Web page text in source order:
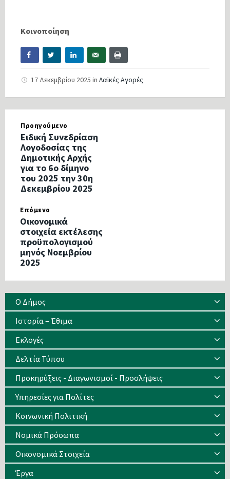
Κοινοποίηση
17 Δεκεμβρίου 2025 in Λαϊκές Αγορές
Προηγούμενο
Ειδική Συνεδρίαση
Λογοδοσίας της
Δημοτικής Αρχής
για το 6ο δίμηνο
του 2025 την 30η
Δεκεμβρίου 2025
Επόμενο
Οικονομικά
στοιχεία εκτέλεσης
προϋπολογισμού
μηνός Νοεμβρίου
2025
Ο Δήμος
Ιστορία – Έθιμα
Eκλογές
Δελτία Τύπου
Προκηρύξεις - Διαγωνισμοί - Προσλήψεις
Υπηρεσίες για Πολίτες
Κοινωνική Πολιτική
Νομικά Πρόσωπα
Οικονομικά Στοιχεία
Έργα